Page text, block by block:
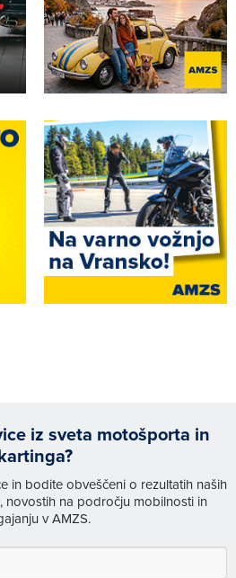
iz sveta motošporta in
in bodite obveščeni o rezultatih naših
novostih na področju mobilnosti in
v AMZS.